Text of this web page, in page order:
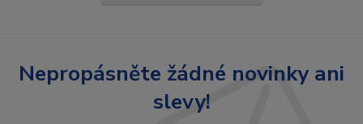
Nepropásněte žádné novinky ani
slevy!